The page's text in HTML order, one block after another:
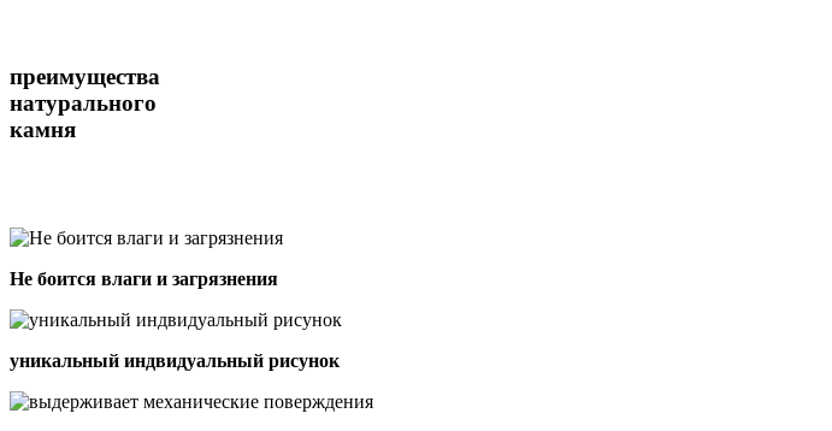
преимущества
натурального
камня
Не боится влаги и загрязнения
уникальный индвидуальный рисунок